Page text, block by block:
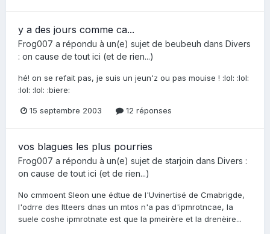
y a des jours comme ca...
Frog007 a répondu à un(e) sujet de beubeuh dans Divers
: on cause de tout ici (et de rien...)
hé! on se refait pas, je suis un jeun'z ou pas mouise ! :lol: :lol:
:lol: :lol: :biere:
15 septembre 2003 12 réponses
vos blagues les plus pourries
Frog007 a répondu à un(e) sujet de starjoin dans Divers :
on cause de tout ici (et de rien...)
No cmmoent Sleon une édtue de l'Uvinertisé de Cmabrigde,
l'odrre des ltteers dnas un mtos n'a pas d'ipmrotncae, la
suele coshe ipmrotnate est que la pmeirère et la drenèire...